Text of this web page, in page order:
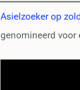
Asielzoeker op
genomineerd voor